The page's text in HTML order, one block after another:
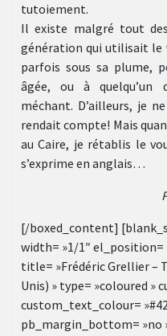
tutoiement.
Il existe malgré tout
génération qui utilisait le
parfois sous sa plume,
âgée, ou à quelqu’un
méchant. D’ailleurs, je
rendait compte! Mais
au Caire, je rétablis le
s’exprime en anglais…
[/boxed_content]
width= »1/1″
title= »Frédéric Grellier –
Unis) » type= »coloured »
custom_text_colour=
pb_margin_bottom= »no